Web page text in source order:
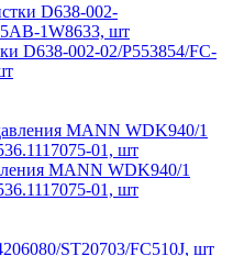
D638-002-02/P553854/FC-
MANN WDK940/1
01, шт